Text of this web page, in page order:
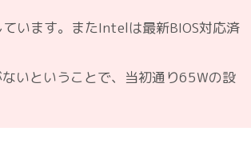
います。またIntelは最新BIOS対応済
いということで、当初通り65Wの設